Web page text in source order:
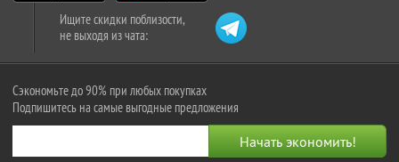
Ищите скидки поблизости,
не выходя из чата:
Сэкономьте до 90% при любых покупках
Подпишитесь на самые выгодные предложения